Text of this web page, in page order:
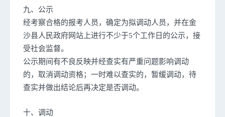
九、公示
经考察合格的报考人员，确定为拟调动人员，并在金
沙县人民政府网站上进行不少于5个工作日的公示，接
受社会监督。
公示期间有不良反映并经查实有严重问题影响调动
的，取消调动资格；一时难以查实的，暂缓调动，待
查实并做出结论后再决定是否调动。
十、调动